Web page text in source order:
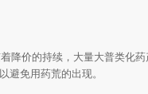
降价的持续，大量大普类化
避免用药荒的出现。